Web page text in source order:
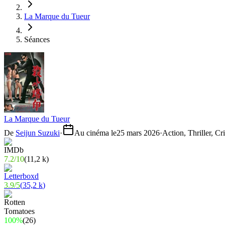
La Marque du Tueur
Séances
La Marque du Tueur
De Seijun Suzuki· Au cinéma le25 mars 2026·Action, Thriller,
7.2/10(11,2 k)
3.9/5(35,2 k)
100%(26)